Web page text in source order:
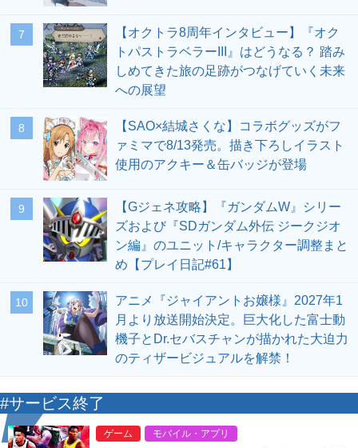
7
【オクトラ8周年インタビュー】『オク
トパストラベラーIII』はどうなる？ 踏み
しめてきた旅の足跡がつなげていく未来
への展望
8
【SAO×結城さくな】コラボグッズがフ
ァミマで8/13発売。描き下ろしイラスト
使用のアクキー＆缶バッジが登場
9
【Gジェネ攻略】『ガンダムW』シリー
ズおよび『SDガンダム外伝 ジークジオ
ン編』のユニット/キャラクター調整まと
め【プレイ日記#61】
10
アニメ『ジャイアントお嬢様』2027年1
月より放送開始決定。巨大化した富士動
機子とDr.セバスチャンが描かれた大迫力
のティザービジュアルを解禁！
#サービス終了
ゲーム モバイル・アプリ